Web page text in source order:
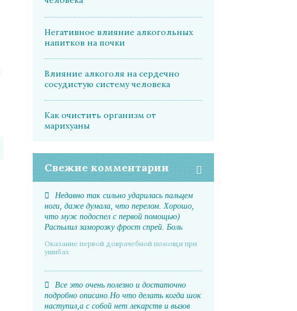
Негативное влияние алкогольных
напитков на почки
Влияние алкоголя на сердечно
сосудистую систему человека
Как очистить организм от
марихуаны
Свежие комментарии
Недавно так сильно ударилась пальцем
ноги, даже думала, что перелом. Хорошо,
что муж подоспел с первой помощью)
Распылил заморозку фрост спрей. Боль
следующий день даже синяка не было
Оказание первой доврачебной помощи при
ушибах
Все это очень полезно и достаточно
подробно описано.Но что делать когда шок
наступил,а с собой нет лекарств и вызов